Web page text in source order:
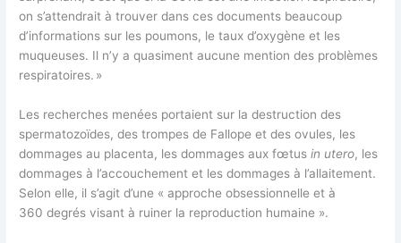
on s’attendrait à trouver dans ces documents beaucoup
d’informations sur les poumons, le taux d’oxygène et les
muqueuses. Il n’y a quasiment aucune mention des problèmes
respiratoires. »
Les recherches menées portaient sur la destruction des
spermatozoïdes, des trompes de Fallope et des ovules, les
dommages au placenta, les dommages aux fœtusin utero, les
dommages à l’accouchement et les dommages à l’allaitement.
Selon elle, il s’agit d’une « approche obsessionnelle et à
360 degrés visant à ruiner la reproduction humaine ».